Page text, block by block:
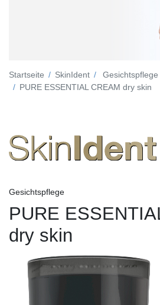
Startseite SkinIdent
Gesichtspflege
PURE ESSENTIAL CREAM dry skin
Gesichtspflege
PURE
dry skin